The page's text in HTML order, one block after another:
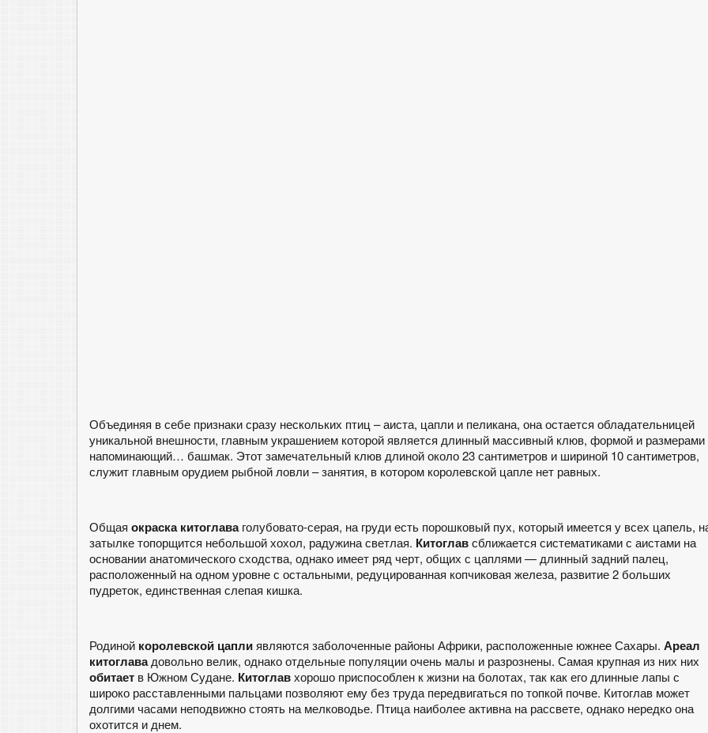
Объединяя в себе признаки сразу нескольких птиц – аиста, цапли и пеликана, она остается обладательницей
уникальной внешности, главным украшением которой является длинный массивный клюв, формой и размерами
напоминающий… башмак. Этот замечательный клюв длиной около 23 сантиметров и шириной 10 сантиметров,
служит главным орудием рыбной ловли – занятия, в котором королевской цапле нет равных.
Общая окраска китоглаваголубовато-серая, на груди есть порошковый пух, который имеется у всех цапель,
затылке топорщится небольшой хохол, радужина светлая. Китоглавсближается систематиками с аистами на
основании анатомического сходства, однако имеет ряд черт, общих с цаплями — длинный задний палец,
расположенный на одном уровне с остальными, редуцированная копчиковая железа, развитие 2 больших
пудреток, единственная слепая кишка.
Родиной королевской цаплиявляются заболоченные районы Африки, расположенные южнее Сахары. Ареал
китоглавадовольно велик, однако отдельные популяции очень малы и разрознены. Самая крупная из них них
обитает в Южном Судане. Китоглавхорошо приспособлен к жизни на болотах, так как его длинные лапы с
широко расставленными пальцами позволяют ему без труда передвигаться по топкой почве. Китоглав может
долгими часами неподвижно стоять на мелководье. Птица наиболее активна на рассвете, однако нередко она
охотится и днем.